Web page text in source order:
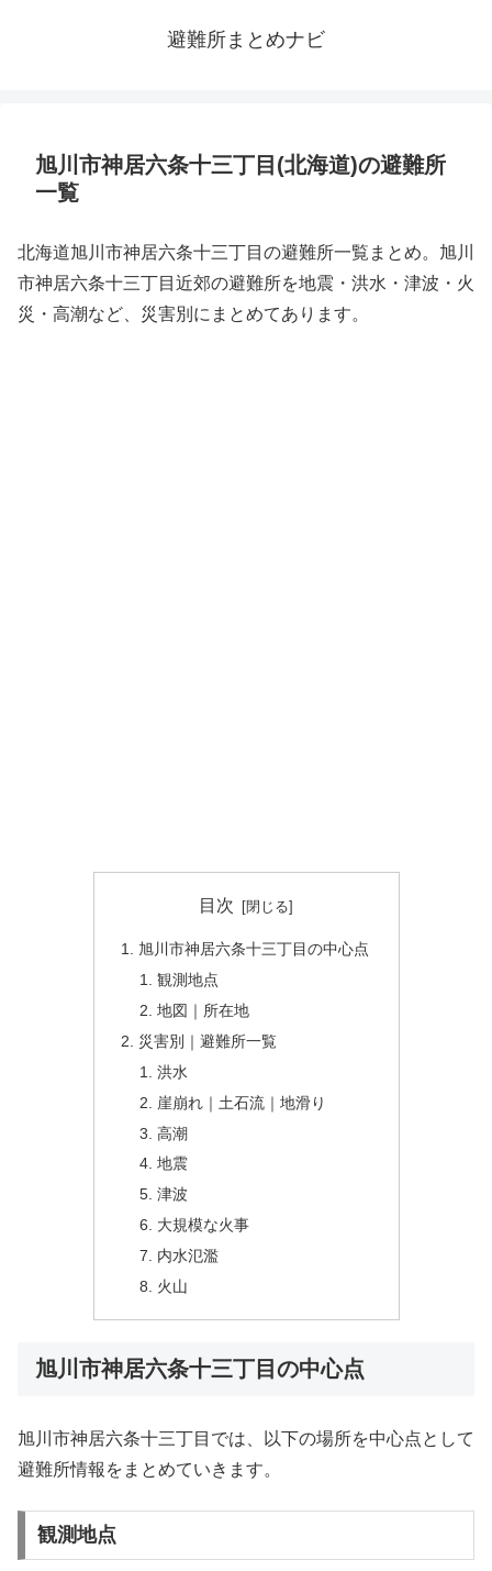
避難所まとめナビ
旭川市神居六条十三丁目(北海道)の避難所
一覧
北海道旭川市神居六条十三丁目の避難所一覧まとめ。旭川
市神居六条十三丁目近郊の避難所を地震・洪水・津波・火
災・高潮など、災害別にまとめてあります。
目次
旭川市神居六条十三丁目の中心点
観測地点
地図｜所在地
災害別｜避難所一覧
洪水
崖崩れ｜土石流｜地滑り
高潮
地震
津波
大規模な火事
内水氾濫
火山
旭川市神居六条十三丁目の中心点
旭川市神居六条十三丁目では、以下の場所を中心点として
避難所情報をまとめていきます。
観測地点